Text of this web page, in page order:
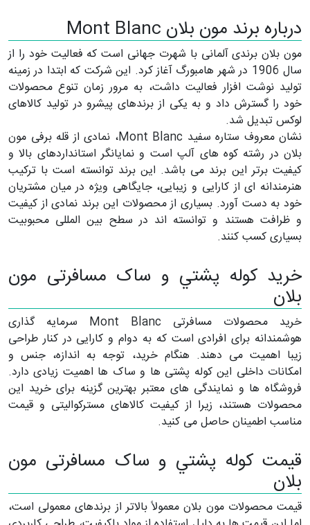
درباره برند مون بلان Mont Blanc
مون بلان برندی آلمانی با شهرت جهانی است که فعالیت خود را از
سال 1906 در شهر هامبورگ آغاز کرد. این شرکت که ابتدا در زمینه
تولید نوشت افزار فعالیت داشت، به مرور زمان تنوع محصولات
خود را گسترش داد و به یکی از برندهای پیشرو در تولید کالاهای
لوکس تبدیل شد.
نشان معروف ستاره سفید Mont Blanc، نمادی از قله برفی مون
بلان در رشته کوه های آلپ است و نمایانگر استانداردهای بالا و
کیفیت برتر این برند می باشد. این برند توانسته است با ترکیب
هنرمندانه ای از کارایی و زیبایی، جایگاهی ویژه در میان مشتریان
خود به دست آورد. بسیاری از محصولات این برند نمادی از کیفیت
و ظرافت هستند و توانسته اند در سطح بین المللی محبوبیت
بسیاری کسب کنند.
خرید كوله پشتي و ساک مسافرتی مون
بلان
خرید محصولات مسافرتی Mont Blanc سرمایه گذاری
هوشمندانه برای افرادی است که به دوام و کارایی در کنار طراحی
زیبا اهمیت می دهند. هنگام خرید، توجه به اندازه، جنس و
امکانات داخلی این کوله پشتی ها و ساک ها اهمیت زیادی دارد.
فروشگاه ها و نمایندگی های معتبر بهترین گزینه برای خرید این
محصولات هستند، زیرا از کیفیت کالاهای مسترکوالیتی و قیمت
مناسب اطمینان حاصل می کنید.
قیمت كوله پشتي و ساک مسافرتی مون
بلان
قیمت محصولات مون بلان معمولاً بالاتر از برندهای معمولی است،